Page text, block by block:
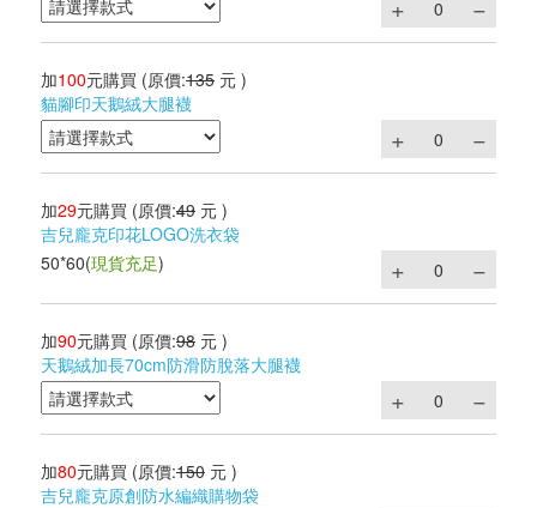
加100元購買 (原價:135 元 )
貓腳印天鵝絨大腿襪
加29元購買 (原價:49 元 )
吉兒龐克印花LOGO洗衣袋
50*60(現貨充足)
加90元購買 (原價:98 元 )
天鵝絨加長70cm防滑防脫落大腿襪
加80元購買 (原價:150 元 )
吉兒龐克原創防水編織購物袋